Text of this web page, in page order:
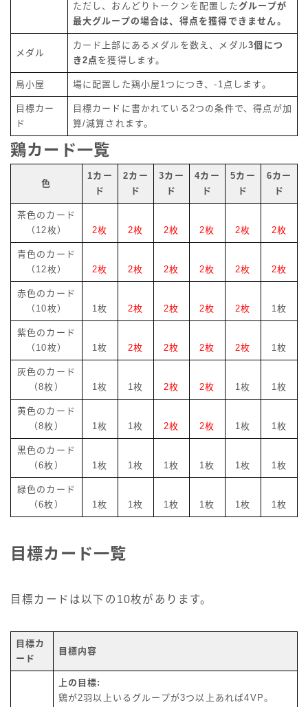
ただし、おんどりトークンを配置したグループが
最大グループの場合は、得点を獲得できません。
メダル
カード上部にあるメダルを数え、メダル3個につ
き2点 を獲得します。
鳥小屋 場に配置した鶏小屋1つにつき、-1点します。
目標カー
ド
目標カードに書かれている2つの条件で、得点が加
算/減算されます。
鶏カード一覧
色
1カー
ド
2カー
ド
3カー
ド
4カー
ド
5カー
ド
6カー
ド
茶色のカード
（12枚）
2枚 2枚 2枚 2枚 2枚 2枚
青色のカード
（12枚）
2枚 2枚 2枚 2枚 2枚 2枚
赤色のカード
（10枚）
1枚 2枚 2枚 2枚 2枚 1枚
紫色のカード
（10枚）
1枚 2枚 2枚 2枚 2枚 1枚
灰色のカード
（8枚）
1枚 1枚 2枚 2枚 1枚 1枚
黄色のカード
（8枚）
1枚 1枚 2枚 2枚 1枚 1枚
黒色のカード
（6枚）
1枚 1枚 1枚 1枚 1枚 1枚
緑色のカード
（6枚）
1枚 1枚 1枚 1枚 1枚 1枚
目標カード一覧
目標カードは以下の10枚があります。
目標カ
ード
目標内容
上の目標:
鶏が2羽以上いるグループが3つ以上あれば4VP。